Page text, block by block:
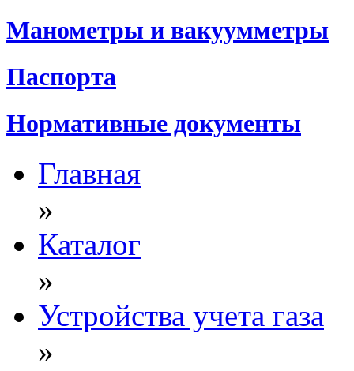
Манометры и вакуумметры
Паспорта
Нормативные документы
Главная
»
Каталог
»
Устройства учета газа
»